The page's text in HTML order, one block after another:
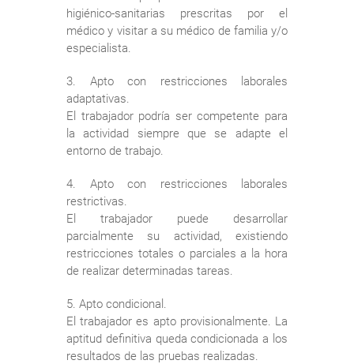
higiénico-sanitarias prescritas por el
médico y visitar a su médico de familia y/o
especialista.
3. Apto con restricciones laborales
adaptativas.
El trabajador podría ser competente para
la actividad siempre que se adapte el
entorno de trabajo.
4. Apto con restricciones laborales
restrictivas.
El trabajador puede desarrollar
parcialmente su actividad, existiendo
restricciones totales o parciales a la hora
de realizar determinadas tareas.
5. Apto condicional.
El trabajador es apto provisionalmente. La
aptitud definitiva queda condicionada a los
resultados de las pruebas realizadas.